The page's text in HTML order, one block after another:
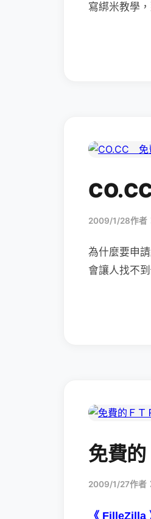
寫綁米教學
2009/1/28作者
為什麼要申
會讓人找不
免費
2009/1/27作者
《 FilleZilla